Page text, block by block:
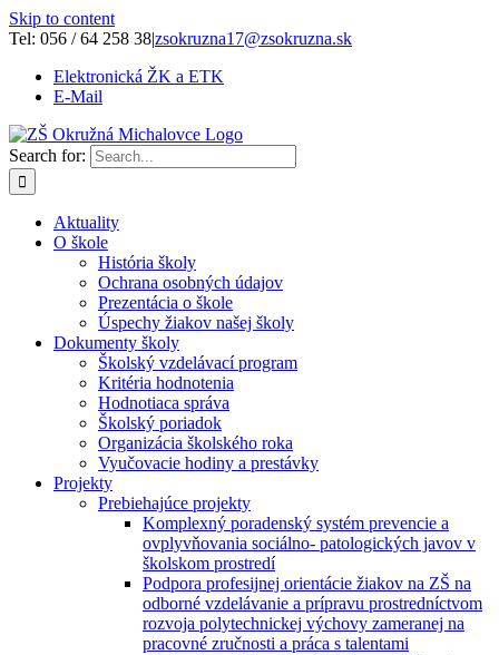
Skip to content
Tel: 056 / 64 258 38|zsokruzna17@zsokruzna.sk
Elektronická ŽK a ETK
E-Mail
Search for:
Aktuality
O škole
História školy
Ochrana osobných údajov
Prezentácia o škole
Úspechy žiakov našej školy
Dokumenty školy
Školský vzdelávací program
Kritéria hodnotenia
Hodnotiaca správa
Školský poriadok
Organizácia školského roka
Vyučovacie hodiny a prestávky
Projekty
Prebiehajúce projekty
Komplexný poradenský systém prevencie a
ovplyvňovania sociálno- patologických javov v
školskom prostredí
Podpora profesijnej orientácie žiakov na ZŠ na
odborné vzdelávanie a prípravu prostredníctvom
rozvoja polytechnickej výchovy zameranej na
pracovné zručnosti a práca s talentami